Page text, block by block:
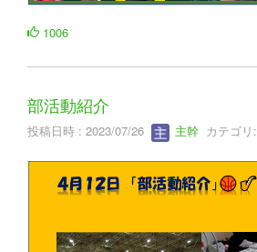
1006
部活動紹介
投稿日時 : 2023/07/26 主幹 カテゴリ: